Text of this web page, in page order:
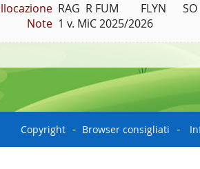
RAG  R FUM        FLYN
Note 1 v. MiC 2025/2026
Copyright Browser consigliati